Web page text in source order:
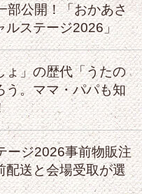
部公開！「おかあさ
ルステージ2026」
ょ」の歴代「うたの
う。ママ・パパも知
ージ2026事前物販注
配送と会場受取が選